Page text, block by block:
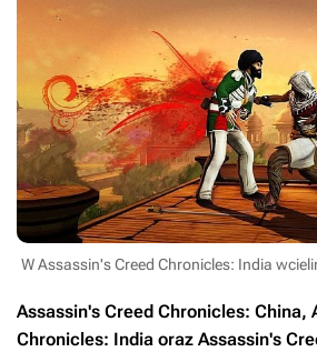
W Assassin's Creed Chronicles: India
Assassin's Creed Chronicles: China,
Chronicles: India oraz Assassin's